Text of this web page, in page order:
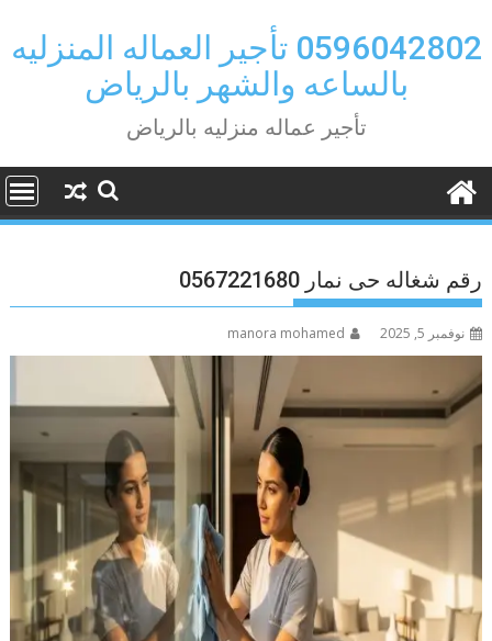
to
content
0596042802 تأجير العماله المنزليه
بالساعه والشهر بالرياض
تأجير عماله منزليه بالرياض
رقم شغاله حى نمار 0567221680
نوفمبر 5, 2025 manora mohamed